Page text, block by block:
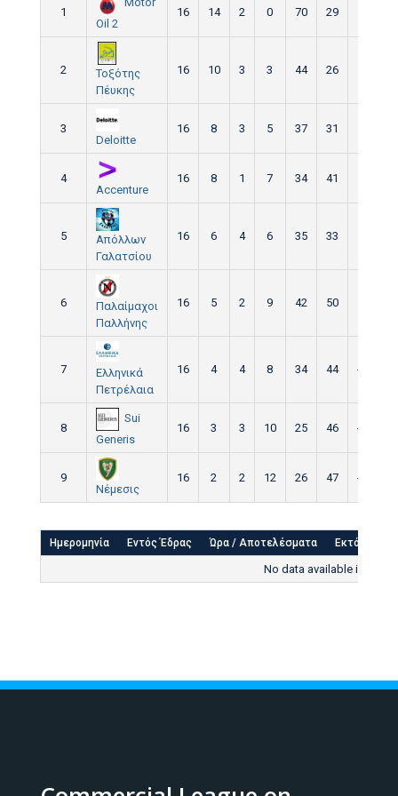
1
Oil 2
16 14 2 0 70 29
2
Τοξότης
Πέυκης
16 10 3 3 44 26
3
Deloitte
16 8 3 5 37 31
4
Accenture
16 8 1 7 34 41
5
Απόλλων
Γαλατσίου
16 6 4 6 35 33
6
Παλαίμαχοι
Παλλήνης
16 5 2 9 42 50
7
Ελληνικά
Πετρέλαια
16 4 4 8 34 44 -10
8
Sui
Generis
16 3 3 10 25 46 -21
9
Νέμεσις
16 2 2 12 26 47 -21
Ημερομηνία Εντός Έδρας Ώρα / Αποτελέσματα Εκτός
No data available in table